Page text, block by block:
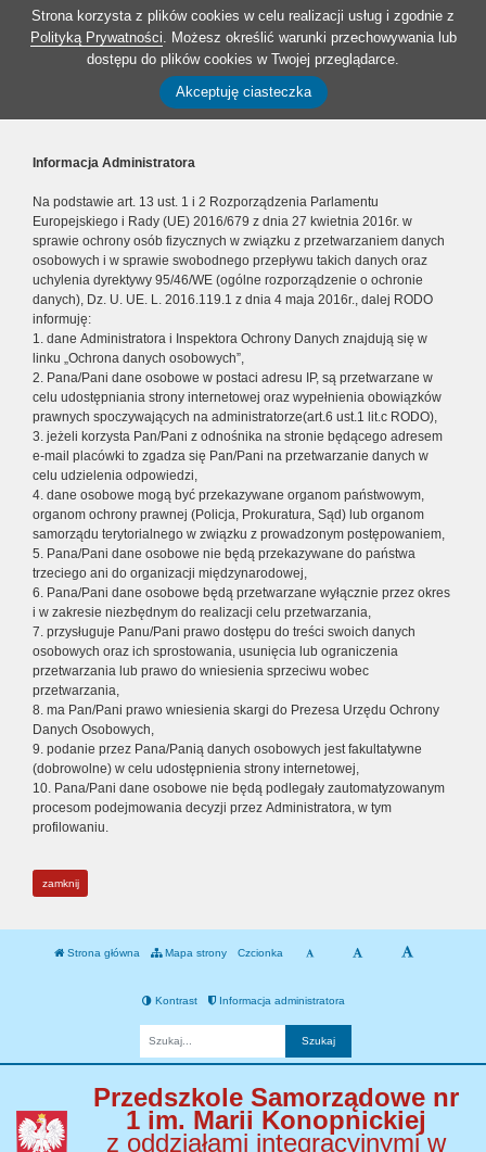
Strona korzysta z plików cookies w celu realizacji usług i zgodnie z
Polityką Prywatności. Możesz określić warunki przechowywania lub
dostępu do plików cookies w Twojej przeglądarce.
Akceptuję ciasteczka
Informacja Administratora
Na podstawie art. 13 ust. 1 i 2 Rozporządzenia Parlamentu
Europejskiego i Rady (UE) 2016/679 z dnia 27 kwietnia 2016r. w
sprawie ochrony osób fizycznych w związku z przetwarzaniem danych
osobowych i w sprawie swobodnego przepływu takich danych oraz
uchylenia dyrektywy 95/46/WE (ogólne rozporządzenie o ochronie
danych), Dz. U. UE. L. 2016.119.1 z dnia 4 maja 2016r., dalej RODO
informuję:
1. dane Administratora i Inspektora Ochrony Danych znajdują się w
linku „Ochrona danych osobowych”,
2. Pana/Pani dane osobowe w postaci adresu IP, są przetwarzane w
celu udostępniania strony internetowej oraz wypełnienia obowiązków
prawnych spoczywających na administratorze(art.6 ust.1 lit.c RODO),
3. jeżeli korzysta Pan/Pani z odnośnika na stronie będącego adresem
e-mail placówki to zgadza się Pan/Pani na przetwarzanie danych w
celu udzielenia odpowiedzi,
4. dane osobowe mogą być przekazywane organom państwowym,
organom ochrony prawnej (Policja, Prokuratura, Sąd) lub organom
samorządu terytorialnego w związku z prowadzonym postępowaniem,
5. Pana/Pani dane osobowe nie będą przekazywane do państwa
trzeciego ani do organizacji międzynarodowej,
6. Pana/Pani dane osobowe będą przetwarzane wyłącznie przez okres
i w zakresie niezbędnym do realizacji celu przetwarzania,
7. przysługuje Panu/Pani prawo dostępu do treści swoich danych
osobowych oraz ich sprostowania, usunięcia lub ograniczenia
przetwarzania lub prawo do wniesienia sprzeciwu wobec
przetwarzania,
8. ma Pan/Pani prawo wniesienia skargi do Prezesa Urzędu Ochrony
Danych Osobowych,
9. podanie przez Pana/Panią danych osobowych jest fakultatywne
(dobrowolne) w celu udostępnienia strony internetowej,
10. Pana/Pani dane osobowe nie będą podlegały zautomatyzowanym
procesom podejmowania decyzji przez Administratora, w tym
profilowaniu.
zamknij
Strona główna Mapa strony Czcionka
Kontrast Informacja administratora
Przedszkole Samorządowe nr
1 im. Marii Konopnickiej
z oddziałami integracyjnymi w